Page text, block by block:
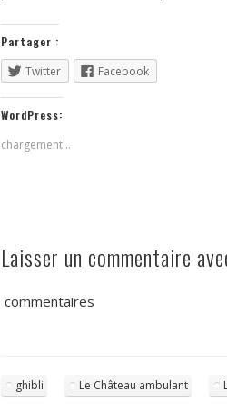
Partager :
Twitter
Facebook
WordPress:
chargement…
Laisser un commentaire
commentaires
ghibli Le Château ambulant